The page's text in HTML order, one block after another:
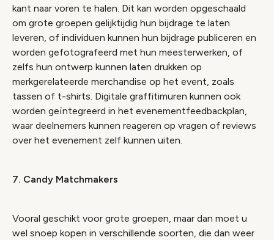
kant naar voren te halen. Dit kan worden opgeschaald
om grote groepen gelijktijdig hun bijdrage te laten
leveren, of individuen kunnen hun bijdrage publiceren en
worden gefotografeerd met hun meesterwerken, of
zelfs hun ontwerp kunnen laten drukken op
merkgerelateerde merchandise op het event, zoals
tassen of t-shirts. Digitale graffitimuren kunnen ook
worden geïntegreerd in het evenementfeedbackplan,
waar deelnemers kunnen reageren op vragen of reviews
over het evenement zelf kunnen uiten.
7. Candy Matchmakers
Vooral geschikt voor grote groepen, maar dan moet u
wel snoep kopen in verschillende soorten, die dan weer